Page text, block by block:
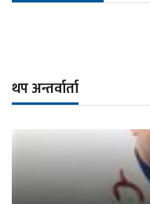
थप अन्तर्वार्ता